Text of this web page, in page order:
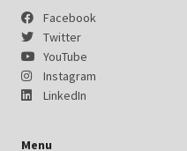
Facebook
Twitter
YouTube
Instagram
LinkedIn
Menu